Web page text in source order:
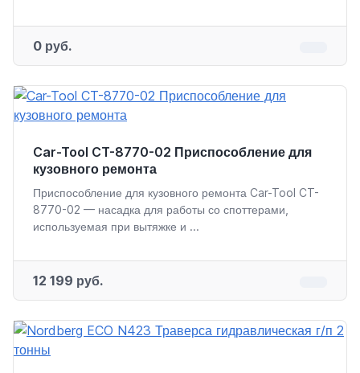
0 руб.
Car-Tool CT-8770-02 Приспособление для
кузовного ремонта
Приспособление для кузовного ремонта Car-Tool CT-
8770-02 — насадка для работы со споттерами,
используемая при вытяжке и ...
12 199 руб.